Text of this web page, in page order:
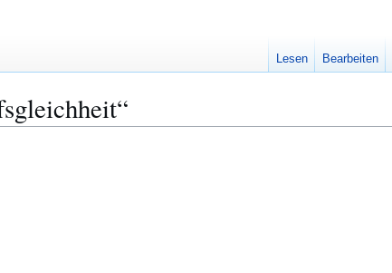
Lesen Bearbeiten